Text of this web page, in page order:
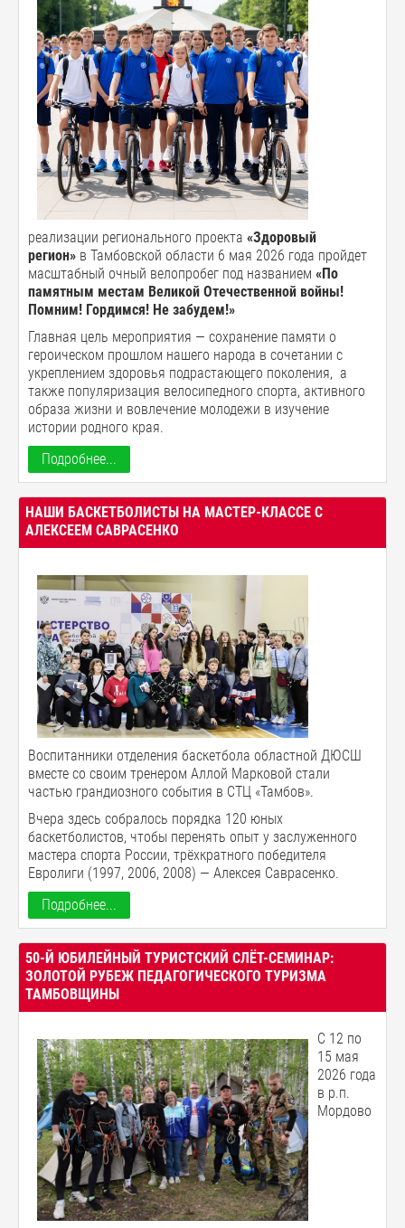
реализации регионального проекта «Здоровый
регион» в Тамбовской области 6 мая 2026 года пройдет
масштабный очный велопробег под названием «По
памятным местам Великой Отечественной войны!
Помним! Гордимся! Не забудем!»
Главная цель мероприятия — сохранение памяти о
героическом прошлом нашего народа в сочетании с
укреплением здоровья подрастающего поколения, а
также популяризация велосипедного спорта, активного
образа жизни и вовлечение молодежи в изучение
истории родного края.
Подробнее...
НАШИ БАСКЕТБОЛИСТЫ НА МАСТЕР-КЛАССЕ С
АЛЕКСЕЕМ САВРАСЕНКО
Воспитанники отделения баскетбола областной ДЮСШ
вместе со своим тренером Аллой Марковой стали
частью грандиозного события в СТЦ «Тамбов».
Вчера здесь собралось порядка 120 юных
баскетболистов, чтобы перенять опыт у заслуженного
мастера спорта России, трёхкратного победителя
Евролиги (1997, 2006, 2008) — Алексея Саврасенко.
Подробнее...
50-Й ЮБИЛЕЙНЫЙ ТУРИСТСКИЙ СЛЁТ-СЕМИНАР:
ЗОЛОТОЙ РУБЕЖ ПЕДАГОГИЧЕСКОГО ТУРИЗМА
ТАМБОВЩИНЫ
С 12 по
15 мая
2026 года
в р.п.
Мордово